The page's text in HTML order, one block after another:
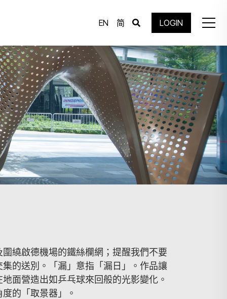
EN 简 LOGIN
繞啟德機場的鐵絲欄網；提醒我們不要
的送別。「漏」意指「漏日」。作品讓
面營造出如乒乓球來回般的光影變化。
的「取景器」。